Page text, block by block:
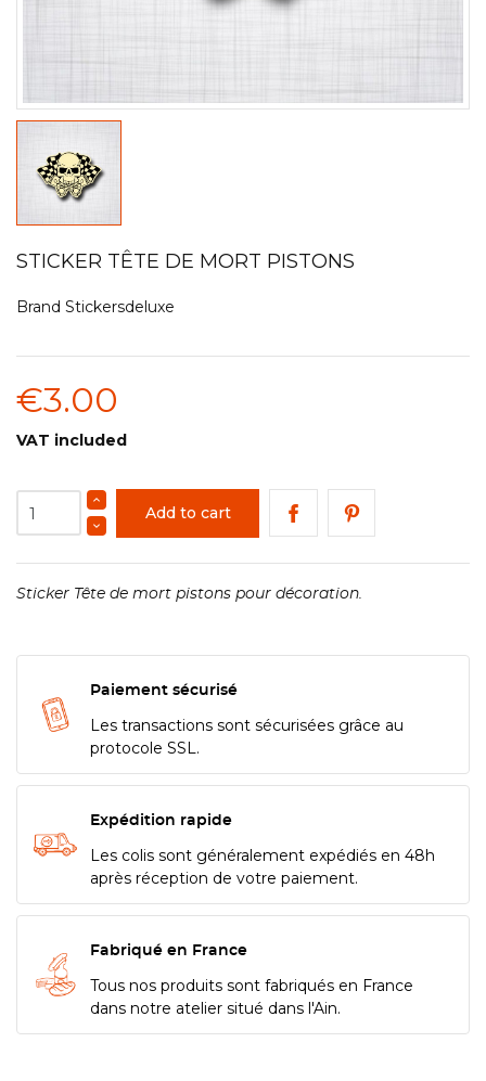
STICKER TÊTE DE MORT PISTONS
Brand Stickersdeluxe
€3.00
VAT included
Add to cart
Sticker Tête de mort pistons pour décoration.
Paiement sécurisé
Les transactions sont sécurisées grâce au
protocole SSL.
Expédition rapide
Les colis sont généralement expédiés en 48h
après réception de votre paiement.
Fabriqué en France
Tous nos produits sont fabriqués en France
dans notre atelier situé dans l'Ain.